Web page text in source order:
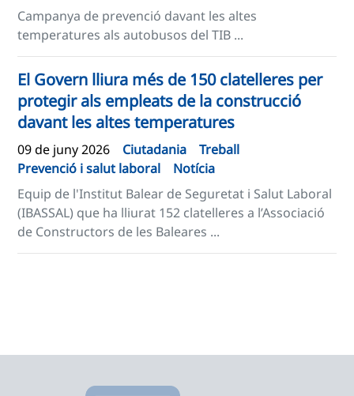
Campanya de prevenció davant les altes
temperatures als autobusos del TIB ...
El Govern lliura més de 150 clatelleres per
protegir als empleats de la construcció
davant les altes temperatures
09 de juny 2026 Ciutadania
Treball
Prevenció i salut laboral
Notícia
Equip de l'Institut Balear de Seguretat i Salut Laboral
(IBASSAL) que ha lliurat 152 clatelleres a l’Associació
de Constructors de les Baleares ...